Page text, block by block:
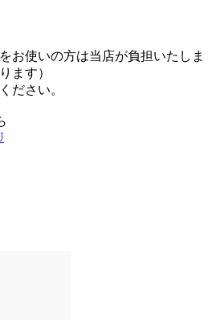
お使いの方は当店が負担いたしま
ます）
ださい。